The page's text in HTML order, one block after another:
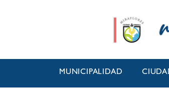
MUNICIPALIDAD